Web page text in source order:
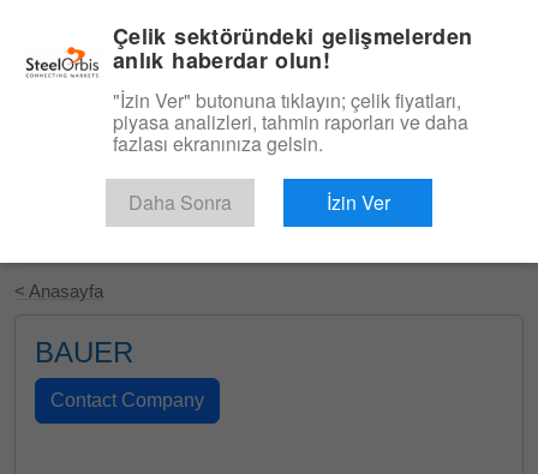
Ücretsiz Deneyin
< Anasayfa
BAUER
Çelik sektöründeki gelişmelerden
anlık haberdar olun!
"İzin Ver" butonuna tıklayın; çelik fiyatları,
piyasa analizleri, tahmin raporları ve daha
fazlası ekranınıza gelsin.
Daha Sonra İzin Ver